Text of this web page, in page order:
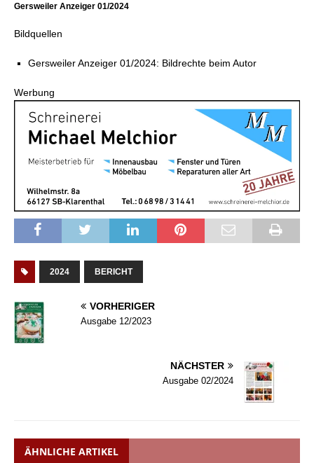
Gersweiler Anzeiger 01/2024
Bildquellen
Gersweiler Anzeiger 01/2024: Bildrechte beim Autor
Werbung
2024 BERICHT
VORHERIGER
Ausgabe 12/2023
NÄCHSTER
Ausgabe 02/2024
ÄHNLICHE ARTIKEL